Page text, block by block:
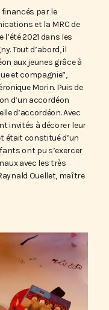
par le
et la MRC de
2021 dans les
Tout d’abord, il
aux jeunes grâce à
et compagnie”,
Morin. Puis de
d’un accordéon
d’accordéon. Avec
invités à décorer leur
était constitué d’un
ont pu s’exercer
avec les très
Ouellet, maître